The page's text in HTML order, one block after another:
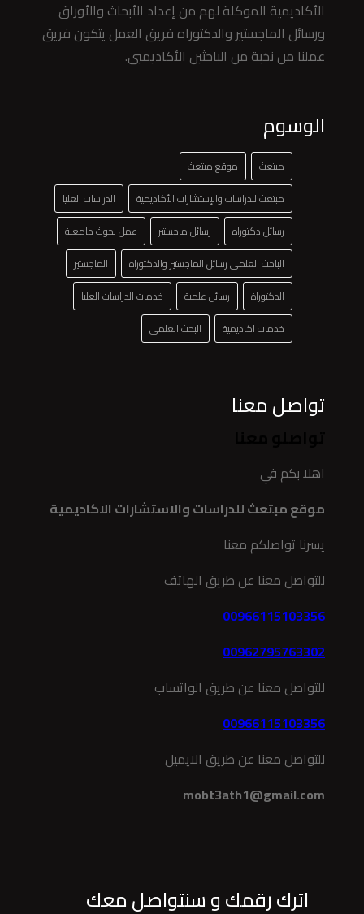
الأكاديمية الموكلة لهم من إعداد الأبحاث والأوراق
ورسائل الماجستير والدكتوراه فريق العمل يتكون فريق
عملنا من نخبة من الباحثين الأكاديميي.
الوسوم
مبتعث
موقع مبتعث
مبتعث للدراسات والإستشارات الأكاديمية
الدراسات العليا
رسائل دكتوراه
رسائل ماجستير
عمل بحوث جامعية
الباحث العلمي رسائل الماجستير والدكتوراه
الماجستير
الدكتوراة
رسائل علمية
خدمات الدراسات العليا
خدمات اكاديمية
البحث العلمي
تواصل معنا
اهلا بكم في
موقع مبتعث للدراسات والاستشارات الاكاديمية
يسرنا تواصلكم معنا
للتواصل معنا عن طريق الهاتف
00966115103356
00962795763302
للتواصل معنا عن طريق الواتساب
00966115103356
للتواصل معنا عن طريق الايميل
mobt3ath1@gmail.com
اترك رقمك و سنتواصل معك